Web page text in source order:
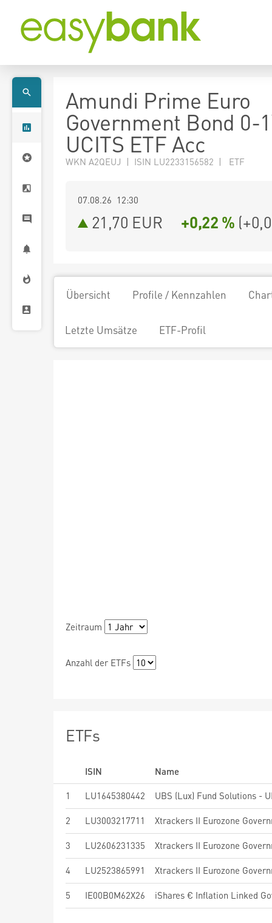
Amundi Prime Euro
Government Bond 0-
UCITS ETF Acc
WKN A2QEUJ | ISIN LU2233156582 | ETF
07.08.26 12:30
21,70 EUR +0,22 % (
Übersicht Profile / Kennzahlen
Letzte Umsätze ETF-Profil
Zeitraum
Anzahl der ETFs
ETFs
ISIN
Name
1
LU1645380442
2 LU3003217711
3 LU2606231335
4 LU2523865991
5 IE00B0M62X26 iShares € Inflation Linked